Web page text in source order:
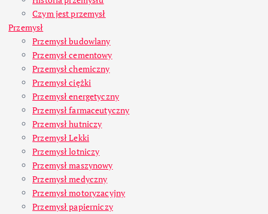
Czym jest przemysł
Przemysł
Przemysł budowlany
Przemysł cementowy
Przemysł chemiczny
Przemysł ciężki
Przemysł energetyczny
Przemysł farmaceutyczny
Przemysł hutniczy
Przemysł Lekki
Przemysł lotniczy
Przemysł maszynowy
Przemysł medyczny
Przemysł motoryzacyjny
Przemysł papierniczy